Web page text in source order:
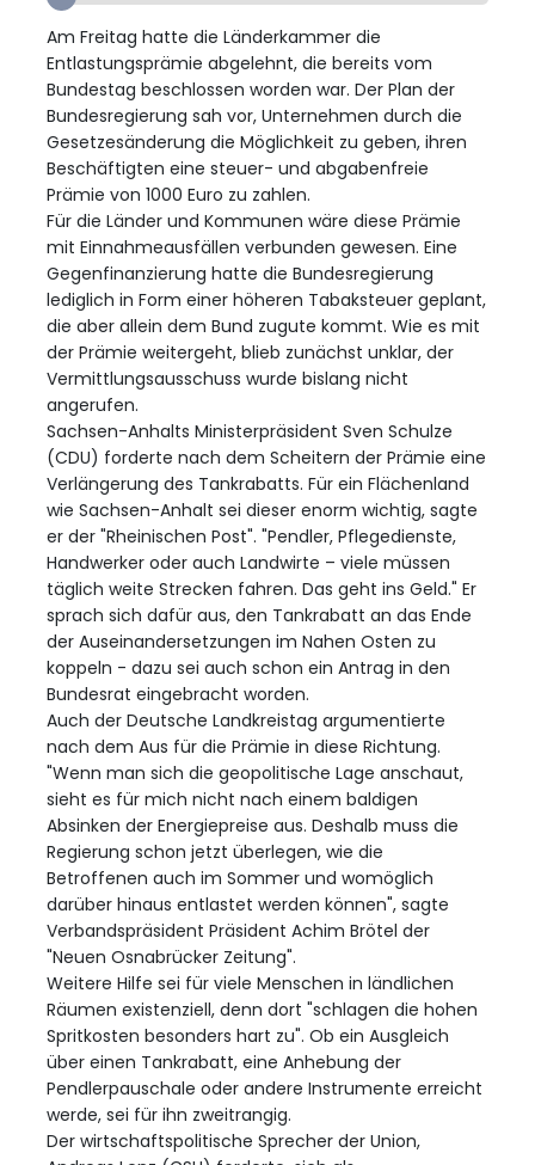
Am Freitag hatte die Länderkammer die
Entlastungsprämie abgelehnt, die bereits vom
Bundestag beschlossen worden war. Der Plan der
Bundesregierung sah vor, Unternehmen durch die
Gesetzesänderung die Möglichkeit zu geben, ihren
Beschäftigten eine steuer- und abgabenfreie
Prämie von 1000 Euro zu zahlen.
Für die Länder und Kommunen wäre diese Prämie
mit Einnahmeausfällen verbunden gewesen. Eine
Gegenfinanzierung hatte die Bundesregierung
lediglich in Form einer höheren Tabaksteuer geplant,
die aber allein dem Bund zugute kommt. Wie es mit
der Prämie weitergeht, blieb zunächst unklar, der
Vermittlungsausschuss wurde bislang nicht
angerufen.
Sachsen-Anhalts Ministerpräsident Sven Schulze
(CDU) forderte nach dem Scheitern der Prämie eine
Verlängerung des Tankrabatts. Für ein Flächenland
wie Sachsen-Anhalt sei dieser enorm wichtig, sagte
er der "Rheinischen Post". "Pendler, Pflegedienste,
Handwerker oder auch Landwirte – viele müssen
täglich weite Strecken fahren. Das geht ins Geld." Er
sprach sich dafür aus, den Tankrabatt an das Ende
der Auseinandersetzungen im Nahen Osten zu
koppeln - dazu sei auch schon ein Antrag in den
Bundesrat eingebracht worden.
Auch der Deutsche Landkreistag argumentierte
nach dem Aus für die Prämie in diese Richtung.
"Wenn man sich die geopolitische Lage anschaut,
sieht es für mich nicht nach einem baldigen
Absinken der Energiepreise aus. Deshalb muss die
Regierung schon jetzt überlegen, wie die
Betroffenen auch im Sommer und womöglich
darüber hinaus entlastet werden können", sagte
Verbandspräsident Präsident Achim Brötel der
"Neuen Osnabrücker Zeitung".
Weitere Hilfe sei für viele Menschen in ländlichen
Räumen existenziell, denn dort "schlagen die hohen
Spritkosten besonders hart zu". Ob ein Ausgleich
über einen Tankrabatt, eine Anhebung der
Pendlerpauschale oder andere Instrumente erreicht
werde, sei für ihn zweitrangig.
Der wirtschaftspolitische Sprecher der Union,